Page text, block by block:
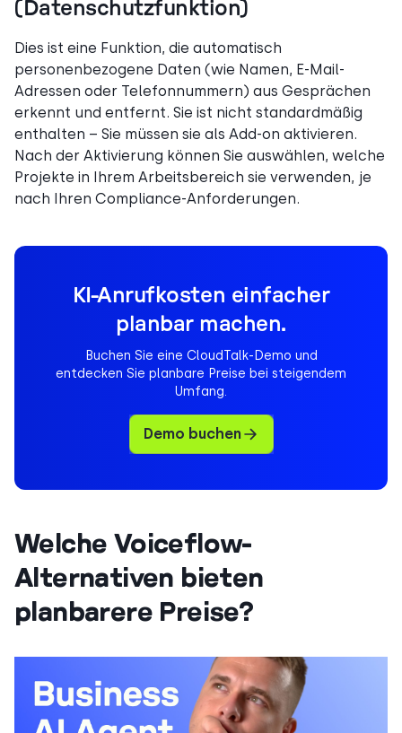
(Datenschutzfunktion)
Dies ist eine Funktion, die automatisch
personenbezogene Daten (wie Namen, E-Mail-
Adressen oder Telefonnummern) aus Gesprächen
erkennt und entfernt. Sie ist nicht standardmäßig
enthalten – Sie müssen sie als Add-on aktivieren.
Nach der Aktivierung können Sie auswählen, welche
Projekte in Ihrem Arbeitsbereich sie verwenden, je
nach Ihren Compliance-Anforderungen.
KI-Anrufkosten einfacher
planbar machen.
Buchen Sie eine CloudTalk-Demo und
entdecken Sie planbare Preise bei steigendem
Umfang.
Demo buchen
Welche Voiceflow-
Alternativen bieten
planbarere Preise?